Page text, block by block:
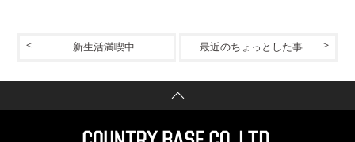
最近のちょっとした事
新生活満喫中